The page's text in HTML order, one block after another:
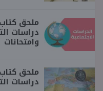
ملحق
وامتحانات
ملحق
دراسات الترم الأول